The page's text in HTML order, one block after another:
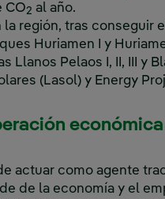
CO2 al año.
región, tras conseguir
Huriamen I y
Pelaos I, II, III y
(Lasol) y Energy
actuar como agente
de la economía y el